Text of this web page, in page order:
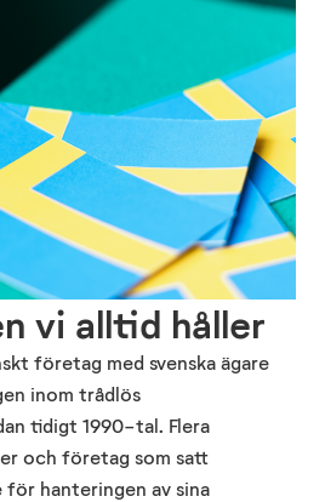
vi alltid håller
företag med svenska ägare
inom trådlös
tidigt 1990-tal. Flera
och företag som satt
för hanteringen av sina